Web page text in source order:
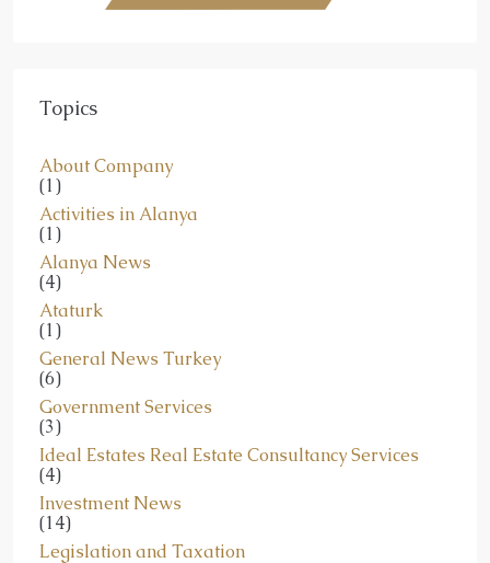
(1)
Activities in Alanya
(1)
Alanya News
(4)
Ataturk
(1)
General News Turkey
(6)
Government Services
(3)
Ideal Estates Real Estate Consultancy Services
(4)
Investment News
(14)
Legislation and Taxation
(7)